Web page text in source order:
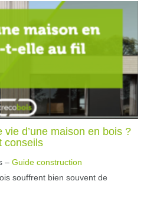
d’une maison en bois ?
conseils
– Guide construction
souffrent bien souvent de